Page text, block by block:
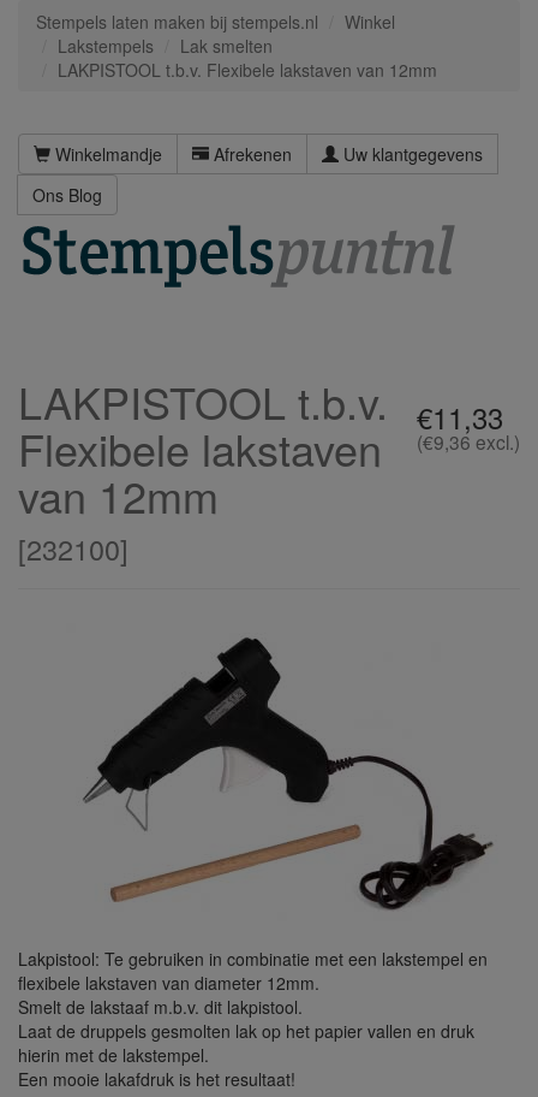
Stempels laten maken bij stempels.nl
Winkel
Lakstempels
Lak smelten
LAKPISTOOL t.b.v. Flexibele lakstaven van 12mm
Winkelmandje Afrekenen
Uw klantgegevens
Ons Blog
€11,33
(€9,36 excl.)
LAKPISTOOL t.b.v.
Flexibele lakstaven
van 12mm
[232100]
Lakpistool: Te gebruiken in combinatie met een lakstempel en
flexibele lakstaven van diameter 12mm.
Smelt de lakstaaf m.b.v. dit lakpistool.
Laat de druppels gesmolten lak op het papier vallen en druk
hierin met de lakstempel.
Een mooie lakafdruk is het resultaat!